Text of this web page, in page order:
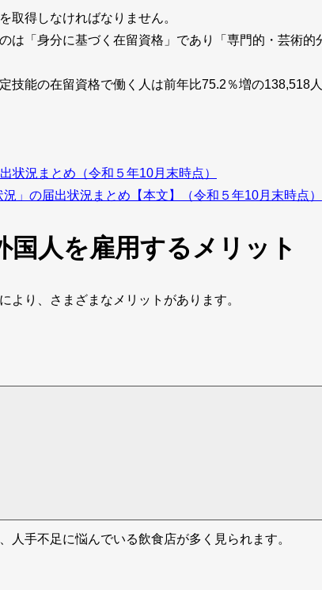
取得しなければなりません。
は「身分に基づく在留資格」であり「専門的・芸術的
技能の在留資格で働く人は前年比75.2％増の138,518人
状況まとめ（令和５年10月末時点）
」の届出状況まとめ【本文】（令和５年10月末時点）
国人を雇用するメリット
より、さまざまなメリットがあります。
手不足に悩んでいる飲食店が多く見られます。